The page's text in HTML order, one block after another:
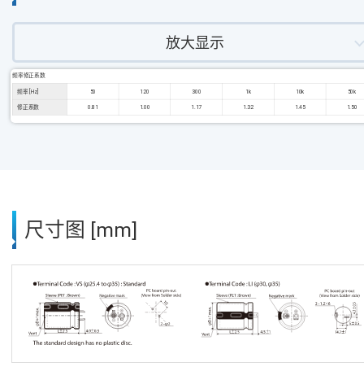
放大显示
频率修正系数
频率 [Hz] 50 120 300 1k 10k 50k
修正系数 0.81 1.00 1.17 1.32 1.45 1.50
尺寸图 [mm]